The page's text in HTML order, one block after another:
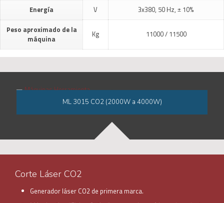
Energía
V
3x380, 50 Hz, ± 10%
Peso aproximado de la
máquina
Kg 11000 / 11500
ML 3015 CO2 (2000W a 4000W)
Corte Láser CO2
Generador láser CO2 de primera marca.